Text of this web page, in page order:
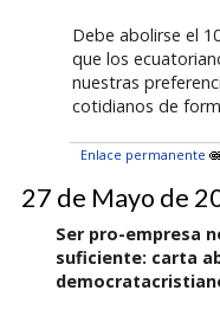
Debe abolirse el
que los
nuestras
cotidianos de
Enlace permanente
27 de Mayo de
Ser pro-empresa
suficiente: carta